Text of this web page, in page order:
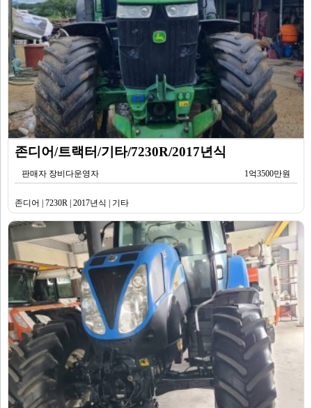
존디어/트랙터/기타/7230R/2017년식
판매자 장비다운영자 1억3500만원
존디어 | 7230R | 2017년식 | 기타